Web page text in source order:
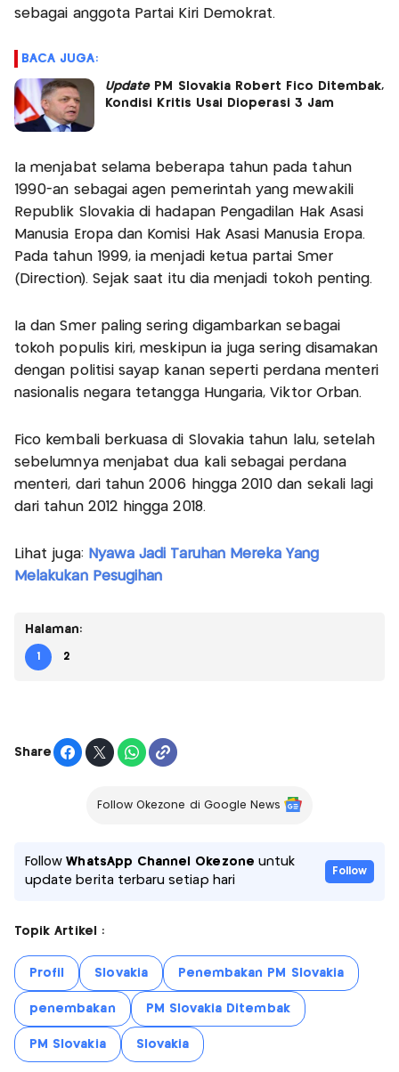
sebagai anggota Partai Kiri Demokrat.
BACA JUGA:
UpdatePM Slovakia Robert Fico Ditembak,
Kondisi Kritis Usai Dioperasi 3 Jam
Ia menjabat selama beberapa tahun pada tahun
1990-an sebagai agen pemerintah yang mewakili
Republik Slovakia di hadapan Pengadilan Hak Asasi
Manusia Eropa dan Komisi Hak Asasi Manusia Eropa.
Pada tahun 1999, ia menjadi ketua partai Smer
(Direction). Sejak saat itu dia menjadi tokoh penting.
Ia dan Smer paling sering digambarkan sebagai
tokoh populis kiri, meskipun ia juga sering disamakan
dengan politisi sayap kanan seperti perdana menteri
nasionalis negara tetangga Hungaria, Viktor Orbán.
Fico kembali berkuasa di Slovakia tahun lalu, setelah
sebelumnya menjabat dua kali sebagai perdana
menteri, dari tahun 2006 hingga 2010 dan sekali lagi
dari tahun 2012 hingga 2018.
Lihat juga: Nyawa Jadi Taruhan Mereka Yang
Melakukan Pesugihan
Halaman:
1 2
Share
Follow Okezone di Google News
FollowWhatsApp Channel Okezone untuk
update berita terbaru setiap hari
Follow
Topik Artikel :
Profil Slovakia Penembakan PM Slovakia
penembakan PM Slovakia Ditembak
PM Slovakia Slovakia